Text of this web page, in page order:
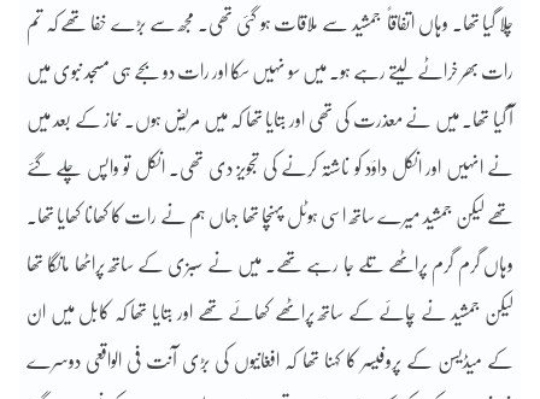
چلا گیا تھا۔ وہاں اتفاقاً جمشید سے ملاقات ہو گئی تھی۔ مجھ سے بڑے خفا تھے کہ تم
رات بھر خراٹے لیتے رہے ہو۔ میں سو نہیں سکا اور رات دو بجے ہی مسجد نبوی میں
آ گیا تھا۔ میں نے معذرت کی تھی اور بتایا تھا کہ میں مریض ہوں۔ نماز کے بعد میں
نے انہیں اور انکل داؤد کو ناشتہ کرنے کی تجویز دی تھی۔ انکل تو واپس چلے گئے
تھے لیکن جمشید میرے ساتھ اسی ہوٹل پہنچا تھا جہاں ہم نے رات کا کھانا کھایا تھا۔
وہاں گرم گرم پراٹھے تلے جا رہے تھے۔ میں نے سبزی کے ساتھ پراٹھا مانگا تھا
لیکن جمشید نے چائے کے ساتھ پراٹھے کھائے تھے اور بتایا تھا کہ کابل میں ان
کے میڈیسن کے پروفیسر کا کہنا تھا کہ افغانیوں کی بڑی آنت فی الواقعی دوسرے